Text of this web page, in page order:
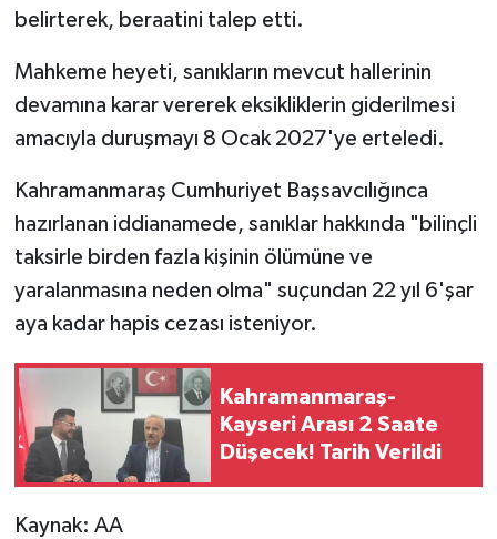
belirterek, beraatini talep etti.
Mahkeme heyeti, sanıkların mevcut hallerinin
devamına karar vererek eksikliklerin giderilmesi
amacıyla duruşmayı 8 Ocak 2027'ye erteledi.
Kahramanmaraş Cumhuriyet Başsavcılığınca
hazırlanan iddianamede, sanıklar hakkında "bilinçli
taksirle birden fazla kişinin ölümüne ve
yaralanmasına neden olma" suçundan 22 yıl 6'şar
aya kadar hapis cezası isteniyor.
Kahramanmaraş-
Kayseri Arası 2 Saate
Düşecek! Tarih Verildi
Kaynak: AA